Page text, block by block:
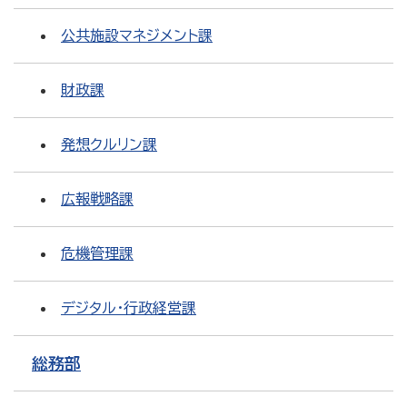
公共施設マネジメント課
財政課
発想クルリン課
広報戦略課
危機管理課
デジタル・行政経営課
総務部